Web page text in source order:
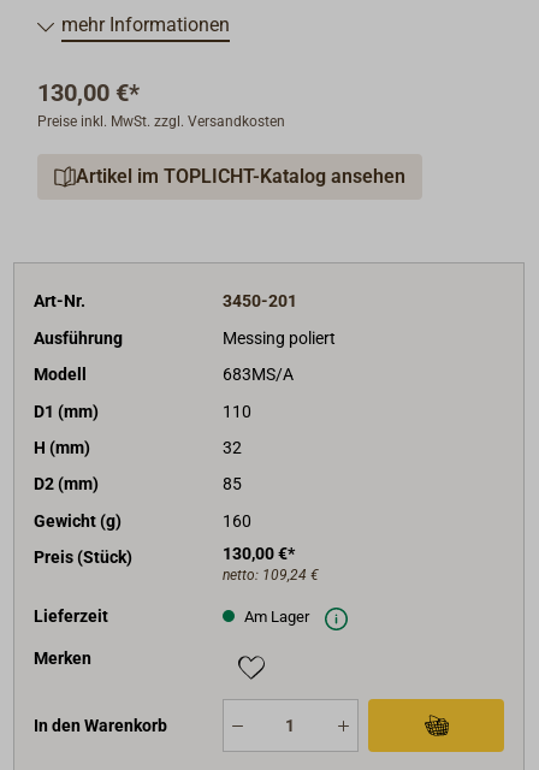
Die Zeitverstellung und der Batteriewechsel erfolgen
über die Rückseite, das Instrument wird dafür von der
Zur Serie BARIGO TEMPO gehören auch ein Barometer,
eine Quarzuhr mit römischem Zifferblatt und
Instrumente sind zusammen zum Setpreis erhältlich.
mehr Informationen
130,00 €*
Preise inkl. MwSt. zzgl. Versandkosten
Artikel im TOPLICHT-Katalog ansehen
Art-Nr.
3450-201
Ausführung
Messing poliert
Modell
683MS/A
D1 (mm)
110
H (mm)
32
D2 (mm)
85
Gewicht (g)
160
Preis (Stück)
130,00 €*
netto: 109,24 €
Lieferzeit Am Lager
Merken
In den Warenkorb